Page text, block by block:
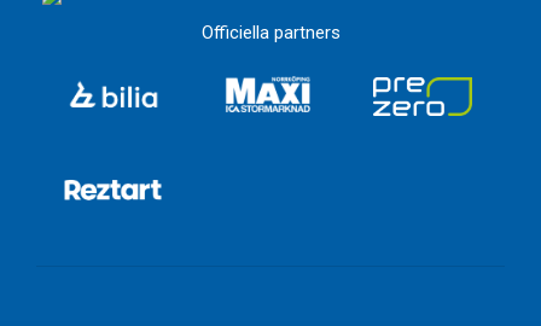
Officiella partners